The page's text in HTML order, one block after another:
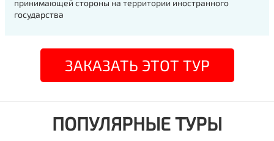
принимающей стороны на территории иностранного
государства
ЗАКАЗАТЬ ЭТОТ ТУР
ПОПУЛЯРНЫЕ ТУРЫ